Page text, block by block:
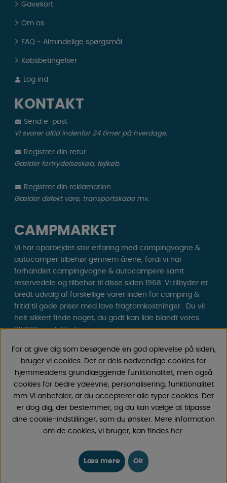
Gavekort
Om os
FAQ - Almindelige spørgsmål
Købsbetingelser
Log ind
KONTAKT
Send e-post
Vi svarer altid indenfor 24 timer på hverdage.
Registrer din retur
Gælder fortrydelseskøb, fejlkøb.
Registrer din reklamation
Gælder defekt vare, transportskade mv.
CAMPMARKET
Vi har oparbejdet stor erfaring med campingvogne &
autocamper tilbehør gennem årene, fordi vi har
forhandlet campingvogne & autocampere samt
reservedele og tilbehør til disse siden 1968. Vi tilbyder et
bredt udvalg af forskellige varer inden for camping &
fritid til gode priser med lave fragtomkostninger . Du vil
helt sikkert finde noget, du godt kan lide blandt vores
30.000 produkter!
Følg os på Facebook og Instagram for inspiration,
nyheder og eksklusive tilbud. Campinglivet begynder
hos os!
For at give dig som besøgende en god oplevelse på siden,
bruger vi cookies. Det er dels nødvendige cookies for
hjemmesidens grundlæggende funktionalitet, men også
cookies for bedre ydeevne, personalisering, funktionalitet
mm Vi anbefaler, at du accepterer alle typer cookies. Det
er dog dig, der bestemmer, og du kan vælge at tilpasse
dine cookie-indstillinger, som du ønsker. Mere information
om de cookies, vi bruger, kan findes her.
Læs mere Ok